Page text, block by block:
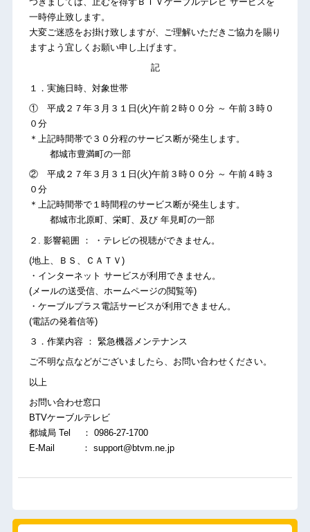
一時停止致します。
大変ご迷惑をお掛け致しますが、ご理解いただきご協力を賜り
ますよう宜しくお願い申し上げます。
記
１．実施日時、対象世帯
① 平成２７年３月３１日(火)午前２時００分 ～ 午前３時０
０分
＊上記時間帯で３０分程のサービス断が発生します。
都城市豊満町の一部
② 平成２７年３月３１日(火)午前３時００分 ～ 午前４時３
０分
＊上記時間帯で１時間程のサービス断が発生します。
都城市北原町、栄町、及び 年見町の一部
２. 影響範囲 ： ・テレビの視聴ができません。
(地上、ＢＳ、ＣＡＴＶ)
・インターネット サービスが利用できません。
(メールの送受信、ホームページの閲覧等)
・ケーブルプラス電話サービスが利用できません。
(電話の発着信等)
３．作業内容 ： 緊急機器メンテナンス
ご不明な点などがございましたら、お問い合わせください。
以上
お問い合わせ窓口
BTVケーブルテレビ
都城局 Tel ： 0986-27-1700
E-Mail ： support@btvm.ne.jp